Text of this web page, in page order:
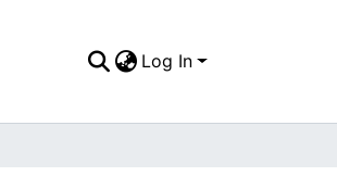
Log In